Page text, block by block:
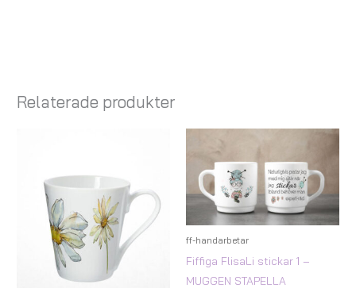
Relaterade produkter
ff-handarbetar
Fiffiga FlisaLi stickar 1 –
MUGGEN STAPELLA